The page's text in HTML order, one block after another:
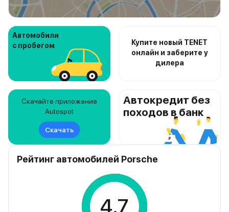
Автомобили
с пробегом
Купите новый TENET
онлайн и заберите у
дилера
Скачайте приложение
Autospot
Скачать
Автокредит без
походов в банк
Рейтинг автомобилей Porsche
4.7